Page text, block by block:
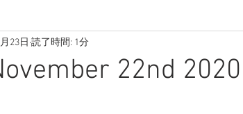
22nd 2020
23日 読了時間: 1分